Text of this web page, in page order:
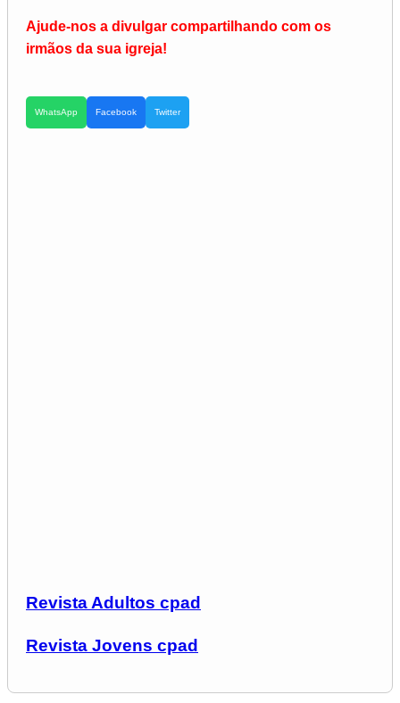
Ajude-nos a divulgar compartilhando com os
irmãos da sua igreja!
WhatsApp Facebook Twitter
Revista Adultos cpad
Revista Jovens cpad